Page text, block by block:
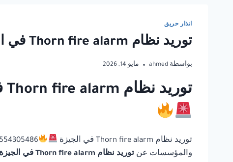
انذار حريق
توريد نظام Thorn fire alarm في الجيزة
بواسطة ahmed مايو 14, 2026
توريد نظام Thorn fire alarm في الجيزة | أفضل أي بانل للحلول المتكاملة لأنظمة السلامة
توريد نظام Thorn fire alarm في الجيزة
والمؤسسات عن توريد نظام Thorn fire alarm في الجيزة